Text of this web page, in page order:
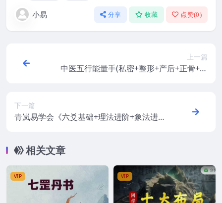
小易 分享 收藏 点赞(0)
上一篇
中医五行能量手(私密+整形+产后+正骨+点
下一篇
青岚易学会《六爻基础+理法进阶+象法进
相关文章
VIP VIP